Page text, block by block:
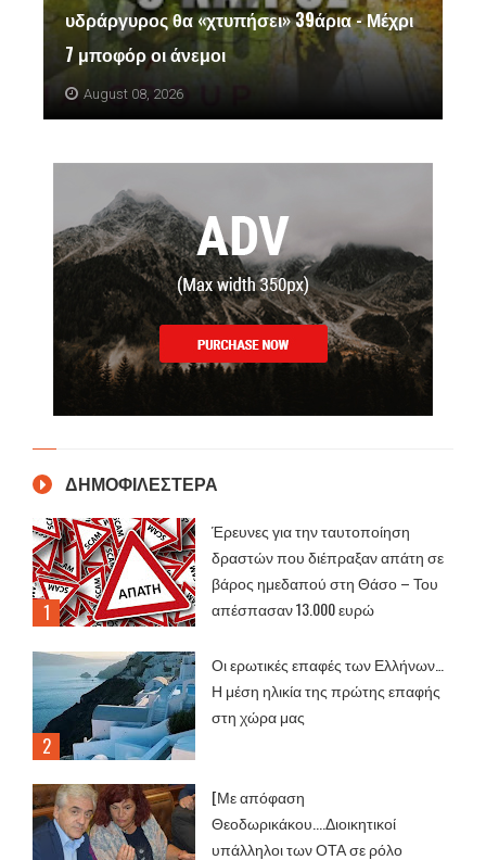
υδράργυρος θα «χτυπήσει» 39άρια - Μέχρι
7 μποφόρ οι άνεμοι
August 08, 2026
ΔΗΜΟΦΙΛΕΣΤΕΡΑ
Έρευνες για την ταυτοποίηση
δραστών που διέπραξαν απάτη σε
βάρος ημεδαπού στη Θάσο – Του
απέσπασαν 13.000 ευρώ
Οι ερωτικές επαφές των Ελλήνων…
Η μέση ηλικία της πρώτης επαφής
στη χώρα μας
[Με απόφαση
Θεοδωρικάκου....Διοικητικοί
υπάλληλοι των ΟΤΑ σε ρόλο